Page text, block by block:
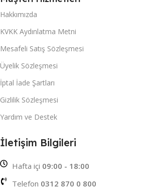
Hakkımızda
KVKK Aydınlatma Metni
Mesafeli Satış Sözleşmesi
Üyelik Sözleşmesi
İptal İade Şartları
Gizlilik Sözleşmesi
Yardım ve Destek
İletişim Bilgileri
Hafta içi 09:00 - 18:00
Telefon 0312 870 0 800